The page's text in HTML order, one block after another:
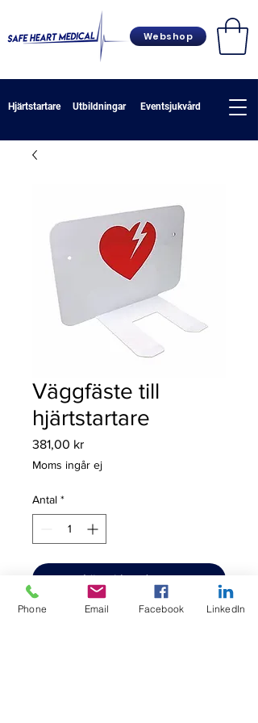
Hjärtstartare Utbildningar Eventsjukvård
Webshop
Väggfäste till
hjärtstartare
381,00 krPris
Moms ingår ej
Antal *
Lägg i kundvagn
Phone Email Facebook LinkedIn